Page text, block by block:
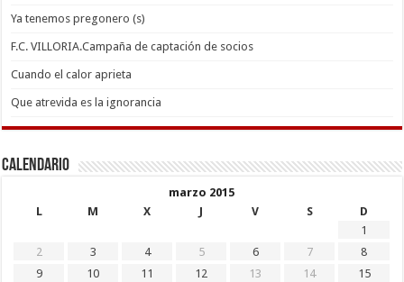
Ya tenemos pregonero (s)
F.C. VILLORIA.Campaña de captación de socios
Cuando el calor aprieta
Que atrevida es la ignorancia
Calendario
marzo 2015
L
M X J V S
D
1
2
3 4 5 6 7
8
9
10 11 12 13 14
15